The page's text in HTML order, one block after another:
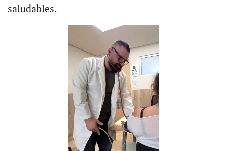
saludables.